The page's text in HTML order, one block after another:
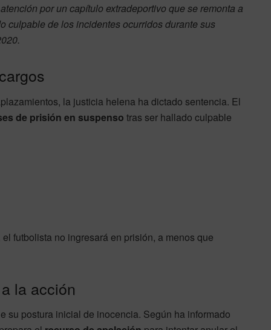
por un capítulo extradeportivo que se remonta a
culpable de los incidentes ocurridos durante sus
la justicia helena ha dictado sentencia. El
de prisión en suspenso tras ser hallado culpable
futbolista no ingresará en prisión, a menos que
la acción
su postura inicial de inocencia. Según ha informado